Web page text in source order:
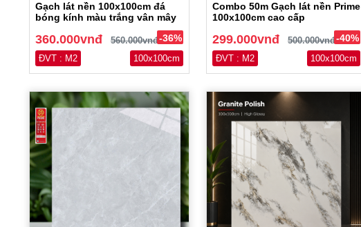
Gạch lát nền 100x100cm đá
bóng kính màu trắng vân mây
360.000vnđ 560.000vnđ -36%
ĐVT : M2 100x100cm
Combo 50m Gạch lát nền Prime
100x100cm cao cấp
299.000vnđ 500.000vnđ -40%
ĐVT : M2 100x100cm